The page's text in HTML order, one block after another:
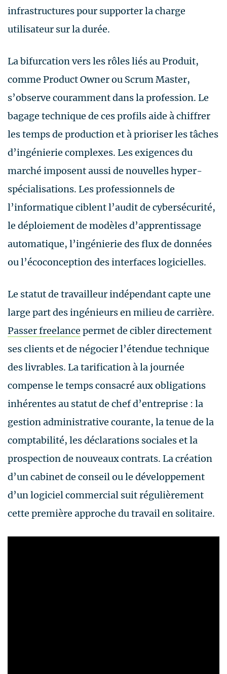
infrastructures pour supporter la charge
utilisateur sur la durée.
La bifurcation vers les rôles liés au Produit,
comme Product Owner ou Scrum Master,
s’observe couramment dans la profession. Le
bagage technique de ces profils aide à chiffrer
les temps de production et à prioriser les tâches
d’ingénierie complexes. Les exigences du
marché imposent aussi de nouvelles hyper-
spécialisations. Les professionnels de
l’informatique ciblent l’audit de cybersécurité,
le déploiement de modèles d’apprentissage
automatique, l’ingénierie des flux de données
ou l’écoconception des interfaces logicielles.
Le statut de travailleur indépendant capte une
large part des ingénieurs en milieu de carrière.
Passer freelance permet de cibler directement
ses clients et de négocier l’étendue technique
des livrables. La tarification à la journée
compense le temps consacré aux obligations
inhérentes au statut de chef d’entreprise : la
gestion administrative courante, la tenue de la
comptabilité, les déclarations sociales et la
prospection de nouveaux contrats. La création
d’un cabinet de conseil ou le développement
d’un logiciel commercial suit régulièrement
cette première approche du travail en solitaire.